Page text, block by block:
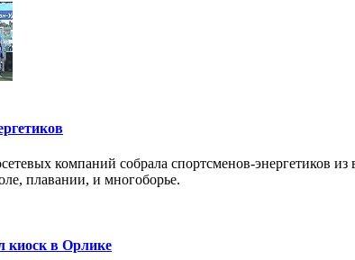
компаний собрала спортсменов-энергетиков
плавании, и многоборье.
киоск в Орлике